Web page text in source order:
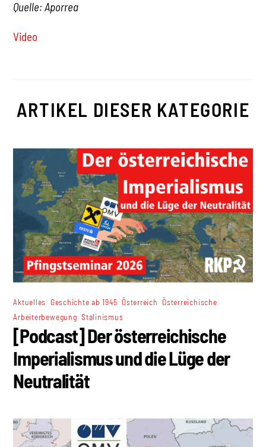
Quelle: Aporrea
Video
ARTIKEL DIESER KATEGORIE
Aktuelles Geschichte ab 1945 Österreich Österreichische
Arbeiterbewegung ,Stalinismus
[Podcast] Der österreichische
Imperialismus und die Lüge der
Neutralität